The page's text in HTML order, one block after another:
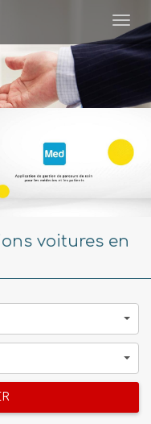
voitures en